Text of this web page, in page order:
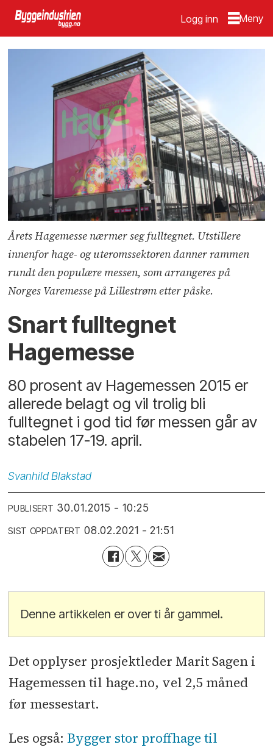
Logg inn
Årets Hagemesse nærmer seg fulltegnet. Utstillere
innenfor hage- og uteromssektoren danner rammen
rundt den populære messen, som arrangeres på
Norges Varemesse på Lillestrøm etter påske.
Snart fulltegnet
Hagemesse
80 prosent av Hagemessen 2015 er
allerede belagt og vil trolig bli
fulltegnet i god tid før messen går av
stabelen 17-19. april.
Svanhild Blakstad
PUBLISERT 30.01.2015 - 10:25
SIST OPPDATERT 08.02.2021 - 21:51
Denne artikkelen er over ti år gammel.
Det opplyser prosjektleder Marit Sagen i
Hagemessen til hage.no, vel 2,5 måned
før messestart.
Les også: Bygger stor proffhage til